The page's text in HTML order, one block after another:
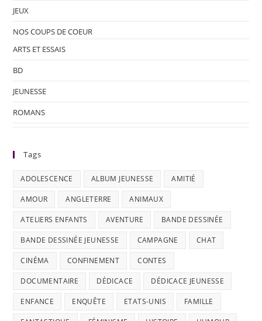
JEUX
NOS COUPS DE COEUR
ARTS ET ESSAIS
BD
JEUNESSE
ROMANS
Tags
ADOLESCENCE ALBUM JEUNESSE AMITIÉ
AMOUR ANGLETERRE ANIMAUX
ATELIERS ENFANTS AVENTURE BANDE DESSINÉE
BANDE DESSINÉE JEUNESSE CAMPAGNE CHAT
CINÉMA CONFINEMENT CONTES
DOCUMENTAIRE DÉDICACE DÉDICACE JEUNESSE
ENFANCE ENQUÊTE ETATS-UNIS FAMILLE